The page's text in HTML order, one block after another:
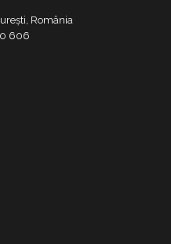
România
606